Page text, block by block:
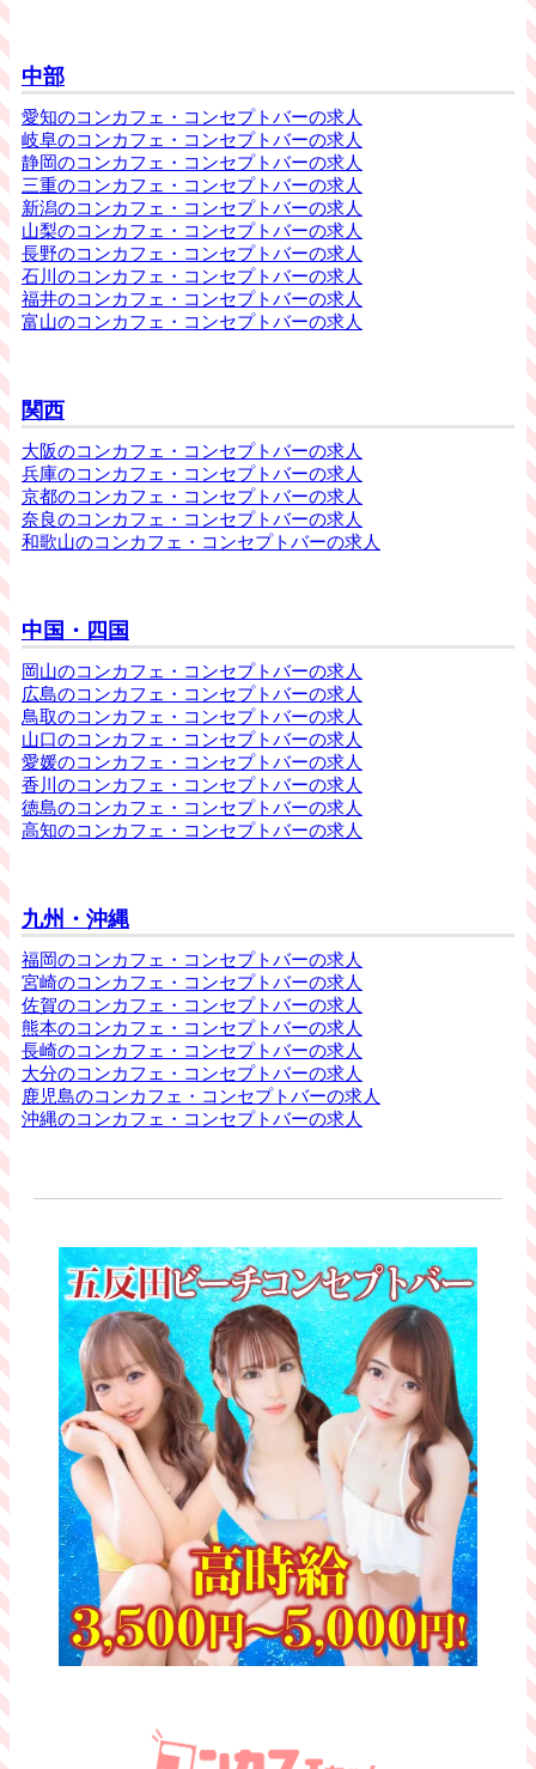
中部
愛知のコンカフェ・コンセプトバーの求人
岐阜のコンカフェ・コンセプトバーの求人
静岡のコンカフェ・コンセプトバーの求人
三重のコンカフェ・コンセプトバーの求人
新潟のコンカフェ・コンセプトバーの求人
山梨のコンカフェ・コンセプトバーの求人
長野のコンカフェ・コンセプトバーの求人
石川のコンカフェ・コンセプトバーの求人
福井のコンカフェ・コンセプトバーの求人
富山のコンカフェ・コンセプトバーの求人
関西
大阪のコンカフェ・コンセプトバーの求人
兵庫のコンカフェ・コンセプトバーの求人
京都のコンカフェ・コンセプトバーの求人
奈良のコンカフェ・コンセプトバーの求人
和歌山のコンカフェ・コンセプトバーの求人
中国・四国
岡山のコンカフェ・コンセプトバーの求人
広島のコンカフェ・コンセプトバーの求人
鳥取のコンカフェ・コンセプトバーの求人
山口のコンカフェ・コンセプトバーの求人
愛媛のコンカフェ・コンセプトバーの求人
香川のコンカフェ・コンセプトバーの求人
徳島のコンカフェ・コンセプトバーの求人
高知のコンカフェ・コンセプトバーの求人
九州・沖縄
福岡のコンカフェ・コンセプトバーの求人
宮崎のコンカフェ・コンセプトバーの求人
佐賀のコンカフェ・コンセプトバーの求人
熊本のコンカフェ・コンセプトバーの求人
長崎のコンカフェ・コンセプトバーの求人
大分のコンカフェ・コンセプトバーの求人
鹿児島のコンカフェ・コンセプトバーの求人
沖縄のコンカフェ・コンセプトバーの求人